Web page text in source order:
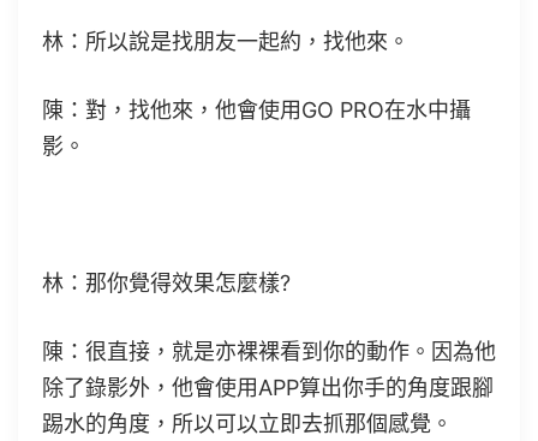
林：所以說是找朋友一起約，找他來。
陳：對，找他來，他會使用GO PRO在水中攝
影。
林：那你覺得效果怎麼樣?
陳：很直接，就是亦裸裸看到你的動作。因為他
除了錄影外，他會使用APP算出你手的角度跟腳
踢水的角度，所以可以立即去抓那個感覺。